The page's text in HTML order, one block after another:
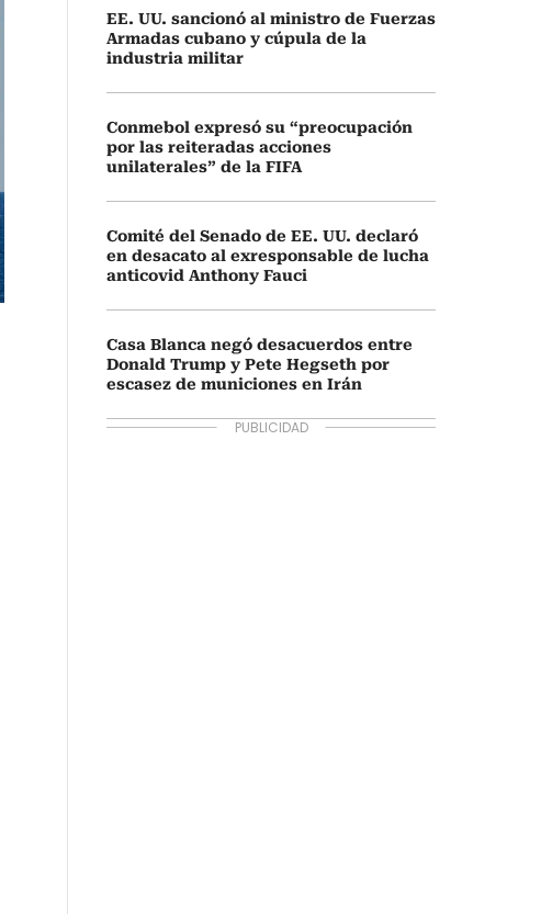
EE. UU. sancionó al ministro de Fuerzas
Armadas cubano y cúpula de la
industria militar
Conmebol expresó su “preocupación
por las reiteradas acciones
unilaterales” de la FIFA
Comité del Senado de EE. UU. declaró
en desacato al exresponsable de lucha
anticovid Anthony Fauci
Casa Blanca negó desacuerdos entre
Donald Trump y Pete Hegseth por
escasez de municiones en Irán